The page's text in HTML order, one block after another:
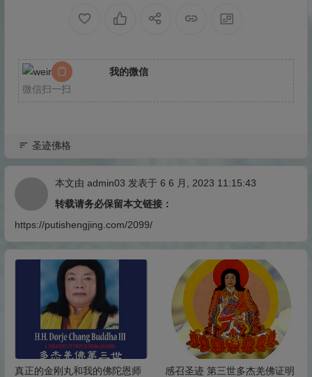
我的微信
微信扫一扫
圣迹佛格
本文由 admin03 发表于 6 6 月, 2023 11:15:43
转载请务必保留本文链接：
https://putishengjing.com/2099/
感召圣迹 第三世多杰羌佛证明
第三世多杰羌佛 无私伟大的佛